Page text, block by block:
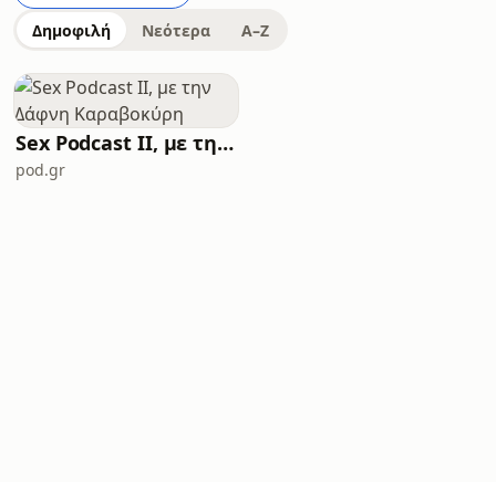
Δημοφιλή Νεότερα A–Z
Sex Podcast II, με την Δάφνη Καραβοκύρη
pod.gr